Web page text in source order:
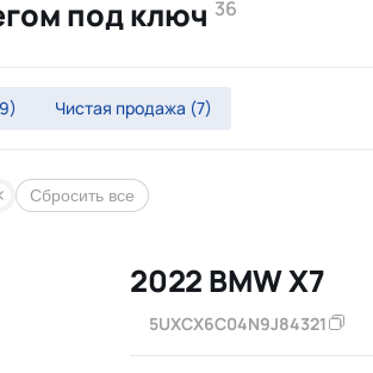
под ключ 36
Чистая продажа (7)
Сбросить все
2022 BMW X7
5UXCX6C04N9J84321